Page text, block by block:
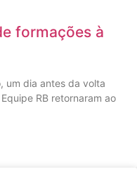
formações à
um dia antes da volta
RB retornaram ao